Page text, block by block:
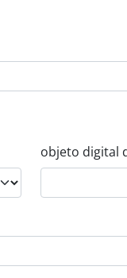
objeto digital